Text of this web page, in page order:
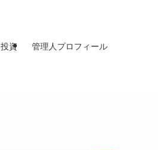
投資 管理人プロフィール